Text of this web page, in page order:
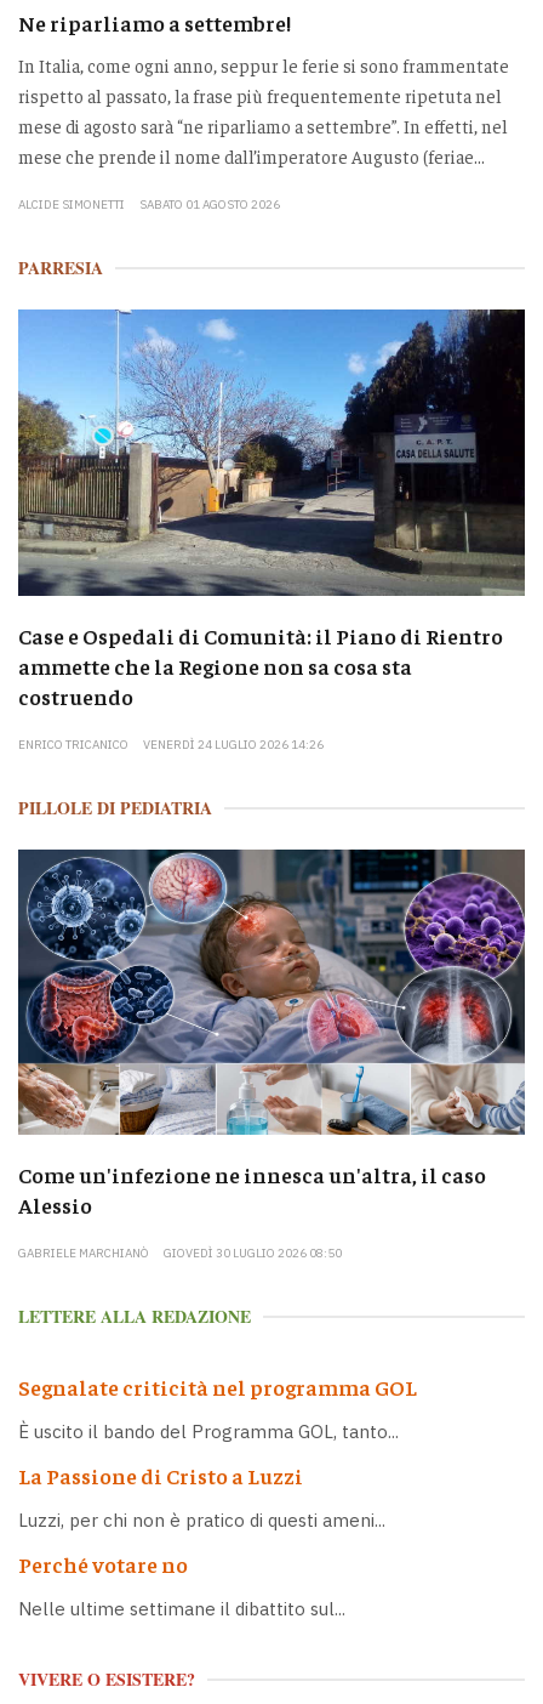
Ne riparliamo a settembre!
In Italia, come ogni anno, seppur le ferie si sono frammentate
rispetto al passato, la frase più frequentemente ripetuta nel
mese di agosto sarà “ne riparliamo a settembre”. In effetti, nel
mese che prende il nome dall’imperatore Augusto (feriae...
ALCIDE SIMONETTI SABATO 01 AGOSTO 2026
PARRESIA
Case e Ospedali di Comunità: il Piano di Rientro
ammette che la Regione non sa cosa sta
costruendo
ENRICO TRICANICO VENERDÌ 24 LUGLIO 2026 14:26
PILLOLE DI PEDIATRIA
Come un'infezione ne innesca un'altra, il caso
Alessio
GABRIELE MARCHIANÒ GIOVEDÌ 30 LUGLIO 2026 08:50
LETTERE ALLA REDAZIONE
Segnalate criticità nel programma GOL
È uscito il bando del Programma GOL, tanto...
La Passione di Cristo a Luzzi
Luzzi, per chi non è pratico di questi ameni...
Perché votare no
Nelle ultime settimane il dibattito sul...
VIVERE O ESISTERE?